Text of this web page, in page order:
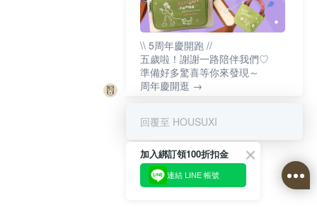
\\ 5周年慶開跑 //
五歲啦！謝謝一路陪伴我們♡
準備好多驚喜等你來發現～
周年慶開逛 →
回覆至 HOUSUXI
加入綁訂領100折扣金
連結 LINE 帳號